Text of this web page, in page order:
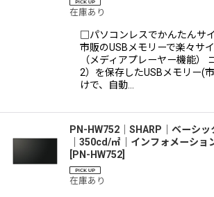
在庫あり
□パソコンレスでかんたんサ
市販のUSBメモリーで楽々サ
（メディアプレーヤー機能）
2）を保存したUSBメモリー(
けで、自動…
PN-HW752│SHARP｜ベーシ
｜350cd/㎡｜インフォメーショ
PN-HW752
在庫あり